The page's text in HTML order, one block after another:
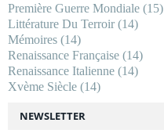
NEWSLETTER
Première Guerre Mondiale (15)
Littérature Du Terroir(14)
Mémoires (14)
Renaissance Française (14)
Renaissance Italienne (14)
Xvème Siècle (14)